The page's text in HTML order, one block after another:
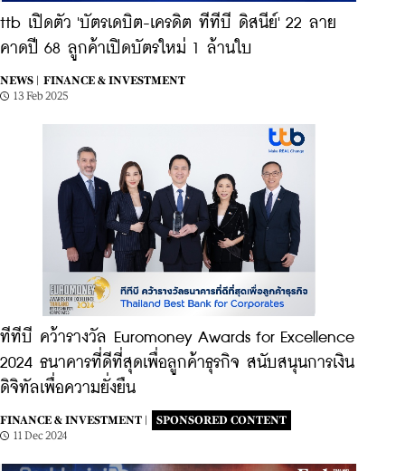
ttb เปิดตัว 'บัตรเดบิต-เครดิต ทีทีบี ดิสนีย์' 22 ลาย
คาดปี 68 ลูกค้าเปิดบัตรใหม่ 1 ล้านใบ
NEWS |
FINANCE & INVESTMENT
13 Feb 2025
ทีทีบี คว้ารางวัล Euromoney Awards for Excellence
2024 ธนาคารที่ดีที่สุดเพื่อลูกค้าธุรกิจ สนับสนุนการเงิน
ดิจิทัลเพื่อความยั่งยืน
FINANCE & INVESTMENT |
SPONSORED CONTENT
11 Dec 2024